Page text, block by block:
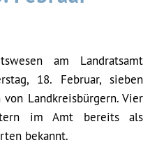
am Landratsamt
18. Februar, sieben
von Landkreisbürgern. Vier
im Amt bereits als
bekannt.